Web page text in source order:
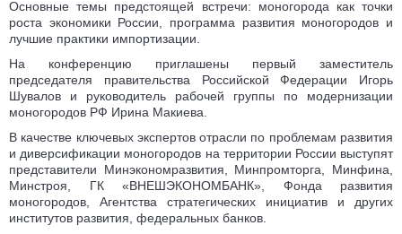
Основные темы предстоящей встречи: моногорода как точки
роста экономики России, программа развития моногородов и
лучшие практики импортизации.
На конференцию приглашены первый заместитель
председателя правительства Российской Федерации Игорь
Шувалов и руководитель рабочей группы по модернизации
моногородов РФ Ирина Макиева.
В качестве ключевых экспертов отрасли по проблемам развития
и диверсификации моногородов на территории России выступят
представители Минэкономразвития, Минпромторга, Минфина,
Минстроя, ГК «ВНЕШЭКОНОМБАНК», Фонда развития
моногородов, Агентства стратегических инициатив и других
институтов развития, федеральных банков.